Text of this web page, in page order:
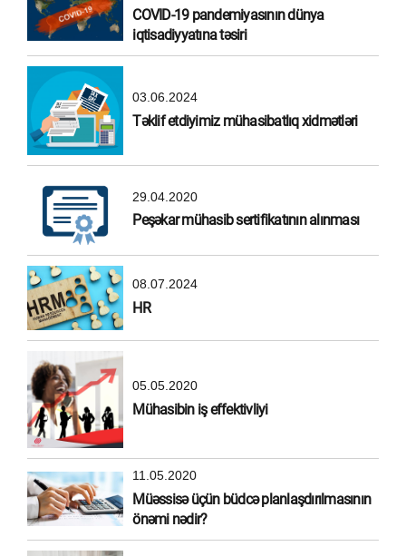
COVID-19 pandemiyasının dünya
iqtisadiyyatına təsiri
03.06.2024
Təklif etdiyimiz mühasibatlıq xidmətləri
29.04.2020
Peşəkar mühasib sertifikatının alınması
08.07.2024
HR
05.05.2020
Mühasibin iş effektivliyi
11.05.2020
Müəssisə üçün büdcə planlaşdırılmasının
önəmi nədir?